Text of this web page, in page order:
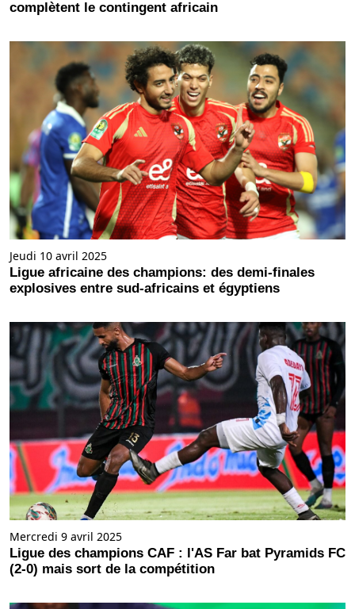
complètent le contingent africain
Jeudi 10 avril 2025
Ligue africaine des champions: des demi-finales
explosives entre sud-africains et égyptiens
Mercredi 9 avril 2025
Ligue des champions CAF : l'AS Far bat Pyramids FC
(2-0) mais sort de la compétition